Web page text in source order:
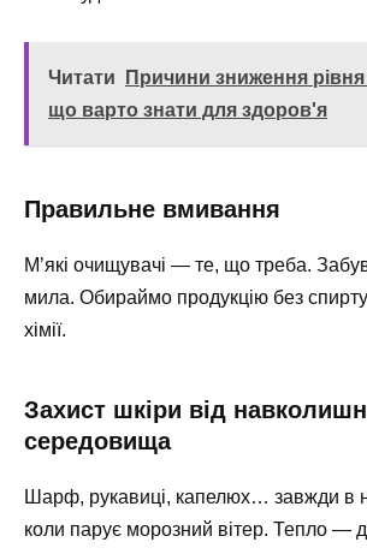
Читати
Причини зниження рівня
що варто знати для здоров'я
Правильне вмивання
М’які очищувачі — те, що треба.
мила. Обираймо продукцію без
хімії.
Захист шкіри від
середовища
Шарф, рукавиці, капелюх… завжди в
коли парує морозний вітер. Тепло —